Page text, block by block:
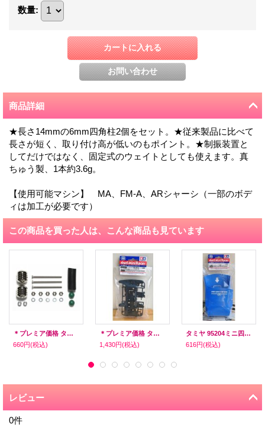
数量:
商品詳細
★長さ14mmの6mm四角柱2個をセット。★従来製品に比べて
長さが短く、取り付け高が低いのもポイント。★制振装置と
してだけではなく、固定式のウェイトとしても使えます。真
ちゅう製、1本約3.6g。
【使用可能マシン】 MA、FM-A、ARシャーシ（一部のボデ
ィは加工が必要です）
この商品を買った人は、こんな商品も見ています
＊プレミア価格 タミヤ 95342 マスダンパーセット（ヘビー・シルバー）
660円(税込)
＊プレミア価格 タミヤ 95127 フルカウルミニ四駆25周年記念 スーパーTZ-X 強化シャーシ (ブラック)
1,430円(税込)
タミヤ 95204ミニ四駆 キャッチャー (ミニ四駆ステーション/ブルー)
616円(税込)
レビュー
0件